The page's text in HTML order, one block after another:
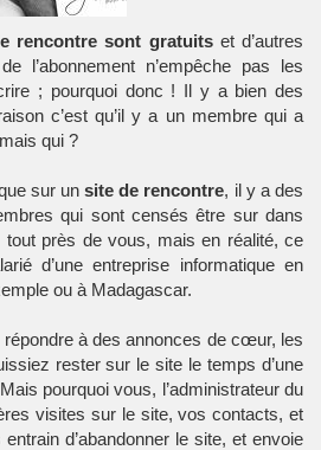
rencontre sont gratuitset d’autres
l’abonnement n’empêche pas les
; pourquoi donc ! Il y a bien des
c’est qu’il y a un membre qui a
qui ?
sur unsite de rencontre, il y a des
qui sont censés être sur dans
près de vous, mais en réalité, ce
d’une entreprise informatique en
ou à Madagascar.
à des annonces de cœur, les
rester sur le site le temps d’une
pourquoi vous, l’administrateur du
visites sur le site, vos contacts, et
d’abandonner le site, et envoie